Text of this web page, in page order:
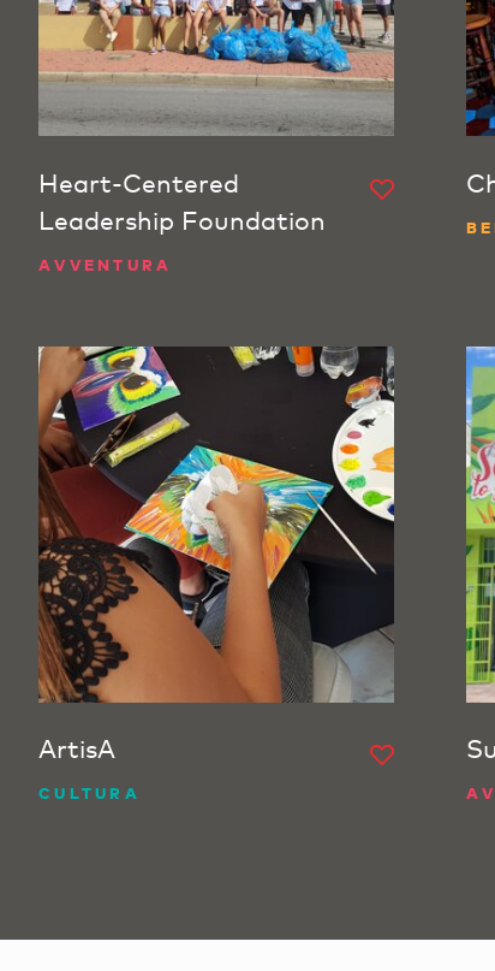
Heart-Centered
Leadership Foundation
AVVENTURA
ArtisA
CULTURA